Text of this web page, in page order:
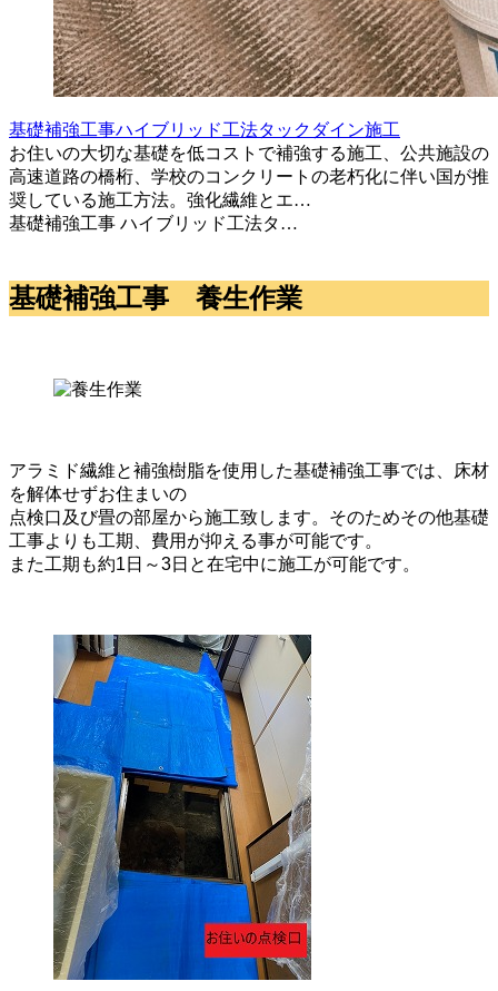
基礎補強工事ハイブリッド工法タックダイン施工
お住いの大切な基礎を低コストで補強する施工、公共施設の
高速道路の橋桁、学校のコンクリートの老朽化に伴い国が推
奨している施工方法。強化繊維とエ…
基礎補強工事 ハイブリッド工法タ…
基礎補強工事 養生作業
アラミド繊維と補強樹脂を使用した基礎補強工事では、床材
を解体せずお住まいの
点検口及び畳の部屋から施工致します。そのためその他基礎
工事よりも工期、費用が抑える事が可能です。
また工期も約1日～3日と在宅中に施工が可能です。